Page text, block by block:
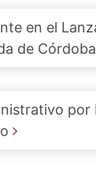
en el
de Córdoba
por